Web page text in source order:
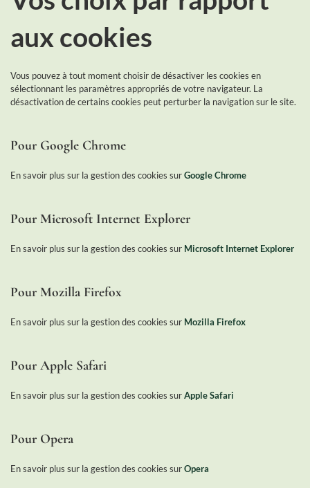
aux cookies
Vous pouvez à tout moment choisir de désactiver les cookies en
sélectionnant les paramètres appropriés de votre navigateur. La
désactivation de certains cookies peut perturber la navigation sur le site.
Pour Google Chrome
En savoir plus sur la gestion des cookies surGoogle Chrome
Pour Microsoft Internet Explorer
En savoir plus sur la gestion des cookies sur Microsoft Internet Explorer
Pour Mozilla Firefox
En savoir plus sur la gestion des cookies sur Mozilla Firefox
Pour Apple Safari
En savoir plus sur la gestion des cookies surApple Safari
Pour Opera
En savoir plus sur la gestion des cookies surOpera